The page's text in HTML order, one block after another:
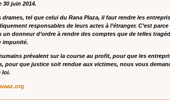
30 juin 2014.
tel que celui du Rana Plaza, il faut rendre les
responsables de leurs actes à l’étranger. C’est
un donneur d’ordre à rendre des comptes que de telles
impunité.
prévalent sur la course au profit, pour que les
pour que justice soit rendue aux victimes, nous vous
loi.